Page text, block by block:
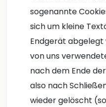
sogenannte
sich um kleine
Endgerät abgelegt
von uns
nach dem Ende
also nach
wieder gelöscht